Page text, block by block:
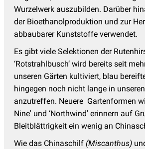
Wurzelwerk auszubilden. Darüber
der Bioethanolproduktion und zur
abbaubarer Kunststoffe verwendet.
Es gibt viele Selektionen der
‘Rotstrahlbusch‘ wird bereits seit
unseren Gärten kultiviert, blau
hingegen noch nicht lange in
anzutreffen. Neuere Gartenformen
Nine' und ‘Northwind' erinnern auf
Bleitblättrigkeit ein wenig an
Wie das Chinaschilf (Miscanthus)